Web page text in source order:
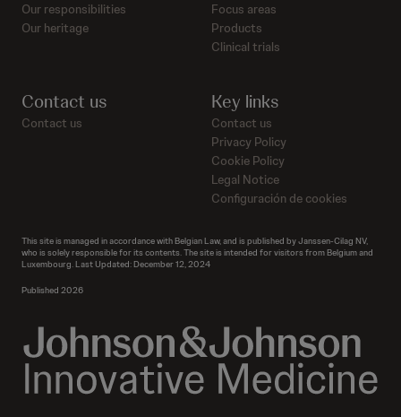
Our responsibilities
Our heritage
Focus areas
Products
Clinical trials
Contact us
Contact us
Key links
Contact us
Privacy Policy
Cookie Policy
Legal Notice
Configuración de cookies
This site is managed in accordance with Belgian Law, and is published by Janssen-Cilag NV,
who is solely responsible for its contents. The site is intended for visitors from Belgium and
Luxembourg. Last Updated: December 12, 2024
Published 2026